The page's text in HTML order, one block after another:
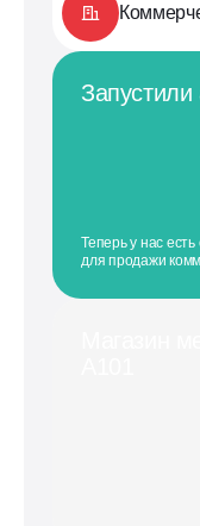
Запустили
Теперь у нас
для продажи